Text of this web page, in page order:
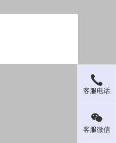
客服电话
客服微信